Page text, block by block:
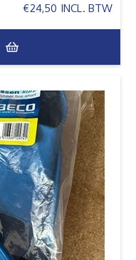
€24,50 INCL. BTW